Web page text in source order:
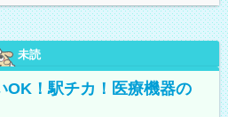
未読
OK！駅チカ！医療機器の